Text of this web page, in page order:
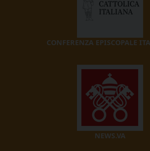
CONFERENZA EPISCOPALE
NEWS.VA